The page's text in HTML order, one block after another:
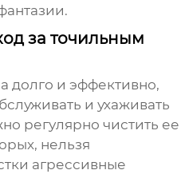
за точильным
долго и эффективно,
и ухаживать
регулярно чистить ее
нельзя
агрессивные